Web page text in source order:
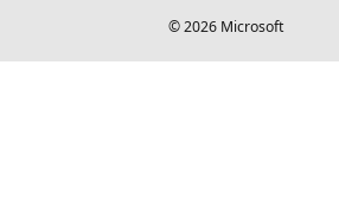
© 2026 Microsoft